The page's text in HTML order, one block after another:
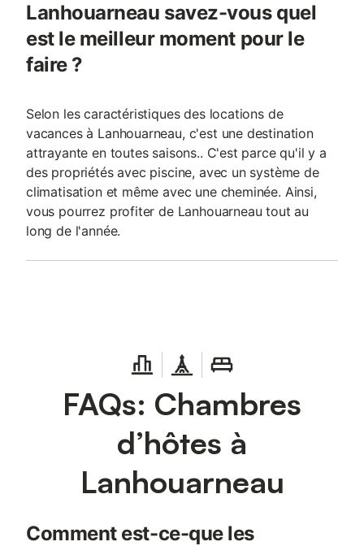
Lanhouarneau savez-vous quel
est le meilleur moment pour le
faire ?
Selon les caractéristiques des locations de
vacances à Lanhouarneau, c'est une destination
attrayante en toutes saisons.. C'est parce qu'il y a
des propriétés avec piscine, avec un système de
climatisation et même avec une cheminée. Ainsi,
vous pourrez profiter de Lanhouarneau tout au
long de l'année.
FAQs: Chambres
d’hôtes à
Lanhouarneau
Comment est-ce-que les